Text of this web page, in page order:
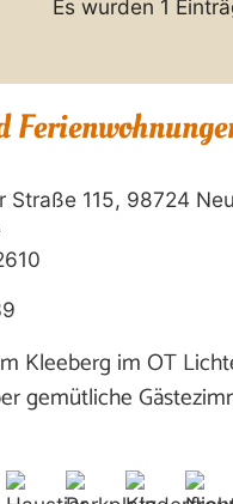
Es wurden 1
Straße 115, 98724
Kleeberg im OT
gemütliche